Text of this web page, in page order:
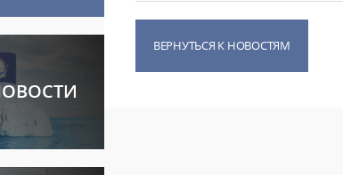
ВЕРНУТЬСЯ К НОВОСТЯМ